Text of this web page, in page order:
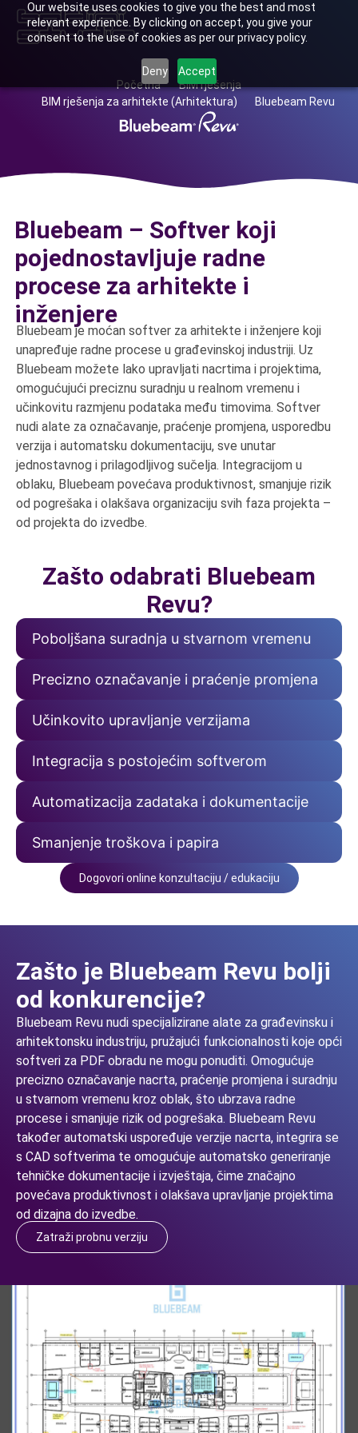
Our website uses cookies to give you the best and most
relevant experience. By clicking on accept, you give your
consent to the use of cookies as per our privacy policy.
Deny
Accept
Početna
BIM rješenja
BIM rješenja za arhitekte (Arhitektura)
Bluebeam Revu
Bluebeam – Softver koji
pojednostavljuje radne
procese za arhitekte i
inženjere
Bluebeam je moćan softver za arhitekte i inženjere koji
unapređuje radne procese u građevinskoj industriji. Uz
Bluebeam možete lako upravljati nacrtima i projektima,
omogućujući preciznu suradnju u realnom vremenu i
učinkovitu razmjenu podataka među timovima. Softver
nudi alate za označavanje, praćenje promjena, usporedbu
verzija i automatsku dokumentaciju, sve unutar
jednostavnog i prilagodljivog sučelja. Integracijom u
oblaku, Bluebeam povećava produktivnost, smanjuje rizik
od pogrešaka i olakšava organizaciju svih faza projekta –
od projekta do izvedbe.
Zašto odabrati Bluebeam
Revu?
Poboljšana suradnja u stvarnom vremenu
Precizno označavanje i praćenje promjena
Učinkovito upravljanje verzijama
Integracija s postojećim softverom
Automatizacija zadataka i dokumentacije
Smanjenje troškova i papira
Dogovori online konzultaciju / edukaciju
Zašto je Bluebeam Revu bolji
od konkurencije?
Bluebeam Revu nudi specijalizirane alate za građevinsku i
arhitektonsku industriju, pružajući funkcionalnosti koje opći
softveri za PDF obradu ne mogu ponuditi. Omogućuje
precizno označavanje nacrta, praćenje promjena i suradnju
u stvarnom vremenu kroz oblak, što ubrzava radne
procese i smanjuje rizik od pogrešaka. Bluebeam Revu
također automatski uspoređuje verzije nacrta, integrira se
s CAD softverima te omogućuje automatsko generiranje
tehničke dokumentacije i izvještaja, čime značajno
povećava produktivnost i olakšava upravljanje projektima
od dizajna do izvedbe.
Zatraži probnu verziju